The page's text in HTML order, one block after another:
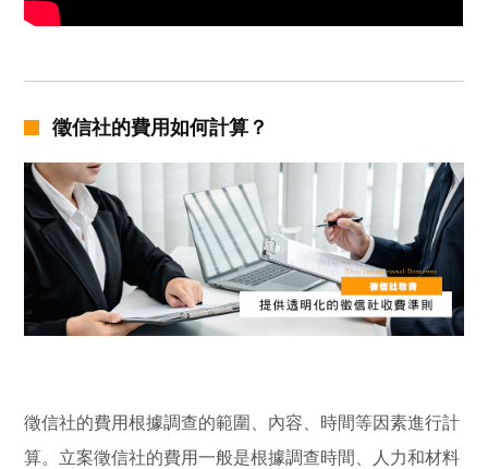
徵信社的費用如何計算？
徵信社的費用根據調查的範圍、內容、時間等因素進行計
算。立案徵信社的費用一般是根據調查時間、人力和材料